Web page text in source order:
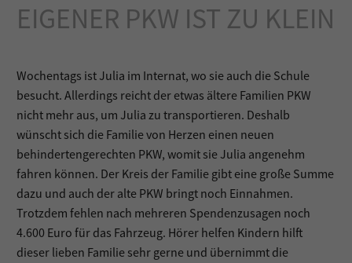
EIGENER PKW IST ZU KLEIN
Wochentags ist Julia im Internat, wo sie auch die Schule
besucht. Allerdings reicht der etwas ältere Familien PKW
nicht mehr aus, um Julia zu transportieren. Deshalb
wünscht sich die Familie von Herzen einen neuen
behindertengerechten PKW, womit sie Julia angenehm
fahren können. Der Kreis der Familie gibt eine große Summe
dazu und auch der alte PKW bringt noch Einnahmen.
Trotzdem fehlen nach mehreren Spendenzusagen noch
4.600 Euro für das Fahrzeug. Hörer helfen Kindern hilft
dieser lieben Familie sehr gerne und übernimmt die